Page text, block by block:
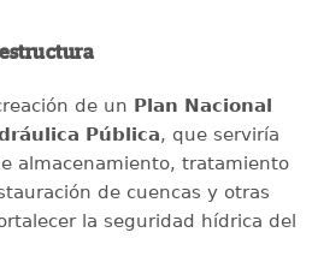
de un Plan Nacional
Pública, que serviría
almacenamiento, tratamiento
de cuencas y otras
la seguridad hídrica del